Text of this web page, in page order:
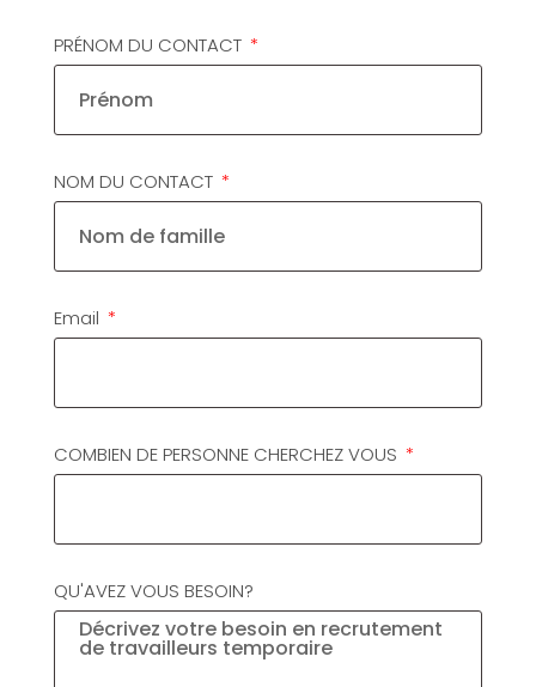
PRÉNOM DU CONTACT
NOM DU CONTACT
Email
COMBIEN DE PERSONNE CHERCHEZ VOUS
QU'AVEZ VOUS BESOIN?